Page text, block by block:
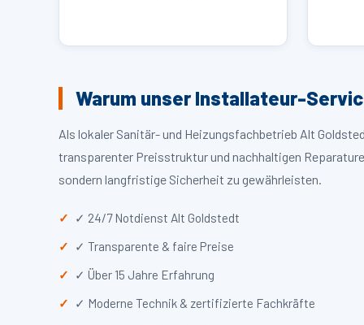
Warum unser Installateur-
Als lokaler Sanitär- und Heizungsfachbetrieb Alt
transparenter Preisstruktur und nachhaltigen
sondern langfristige Sicherheit zu gewährleisten.
✓ 24/7 Notdienst Alt Goldstedt
✓ Transparente & faire Preise
✓ Über 15 Jahre Erfahrung
✓ Moderne Technik & zertifizierte Fachkräfte